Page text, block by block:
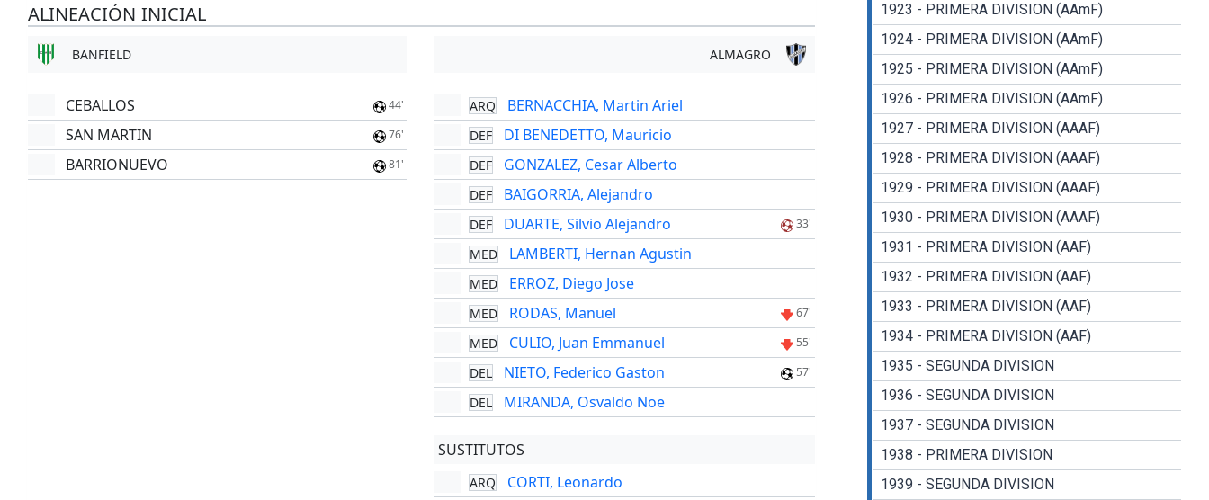
ALINEACIÓN INICIAL
BANFIELD
CEBALLOS 44'
SAN MARTIN 76'
BARRIONUEVO 81'
ALMAGRO
ARQ BERNACCHIA, Martin Ariel
DEF DI BENEDETTO, Mauricio
DEF GONZALEZ, Cesar Alberto
DEF BAIGORRIA, Alejandro
DEF DUARTE, Silvio Alejandro 33'
MED LAMBERTI, Hernan Agustin
MED ERROZ, Diego Jose
MED RODAS, Manuel 67'
MED CULIO, Juan Emmanuel 55'
DEL NIETO, Federico Gaston 57'
DEL MIRANDA, Osvaldo Noe
SUSTITUTOS
ARQ CORTI, Leonardo
1923 - PRIMERA DIVISION (AAmF)
1924 - PRIMERA DIVISION (AAmF)
1925 - PRIMERA DIVISION (AAmF)
1926 - PRIMERA DIVISION (AAmF)
1927 - PRIMERA DIVISION (AAAF)
1928 - PRIMERA DIVISION (AAAF)
1929 - PRIMERA DIVISION (AAAF)
1930 - PRIMERA DIVISION (AAAF)
1931 - PRIMERA DIVISION (AAF)
1932 - PRIMERA DIVISION (AAF)
1933 - PRIMERA DIVISION (AAF)
1934 - PRIMERA DIVISION (AAF)
1935 - SEGUNDA DIVISION
1936 - SEGUNDA DIVISION
1937 - SEGUNDA DIVISION
1938 - PRIMERA DIVISION
1939 - SEGUNDA DIVISION